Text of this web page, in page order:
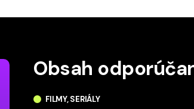
Obsah
FILMY, SERIÁLY